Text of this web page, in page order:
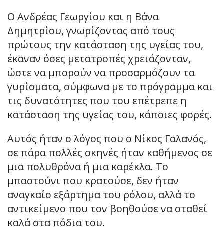
Ο Ανδρέας Γεωργίου και η Βάνα
Δημητρίου, γνωρίζοντας από τους
πρώτους την κατάσταση της υγείας του,
έκαναν όσες μετατροπές χρειάζονταν,
ώστε να μπορούν να προσαρμόζουν τα
γυρίσματα, σύμφωνα με το πρόγραμμα και
τις δυνατότητες που του επέτρεπε η
κατάσταση της υγείας του, κάποιες φορές.
Αυτός ήταν ο λόγος που ο Νίκος Γαλανός,
σε πάρα πολλές σκηνές ήταν καθήμενος σε
μια πολυθρόνα ή μια καρέκλα. Το
μπαστούνι που κρατούσε, δεν ήταν
αναγκαίο εξάρτημα του ρόλου, αλλά το
αντικείμενο που τον βοηθούσε να σταθεί
καλά στα πόδια του.